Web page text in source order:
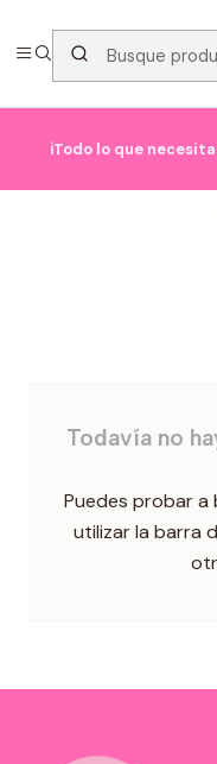
ℹ️Todo lo que
Todavía no
Puedes probar
utilizar la barra